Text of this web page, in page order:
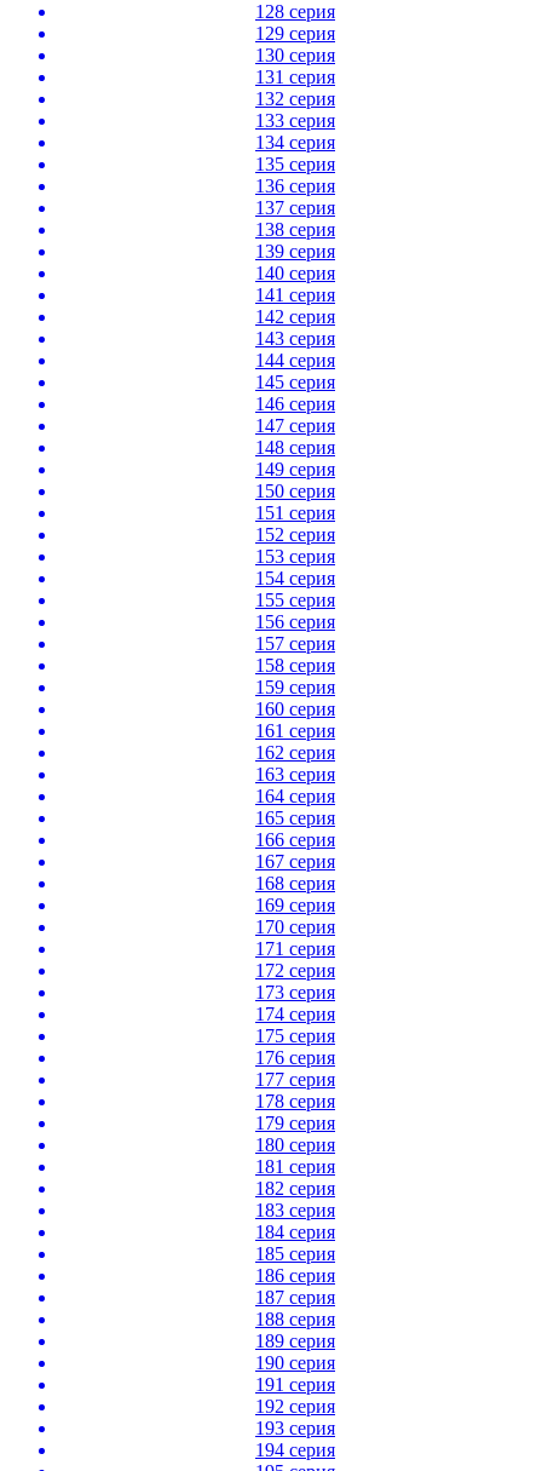
128 серия
129 серия
130 серия
131 серия
132 серия
133 серия
134 серия
135 серия
136 серия
137 серия
138 серия
139 серия
140 серия
141 серия
142 серия
143 серия
144 серия
145 серия
146 серия
147 серия
148 серия
149 серия
150 серия
151 серия
152 серия
153 серия
154 серия
155 серия
156 серия
157 серия
158 серия
159 серия
160 серия
161 серия
162 серия
163 серия
164 серия
165 серия
166 серия
167 серия
168 серия
169 серия
170 серия
171 серия
172 серия
173 серия
174 серия
175 серия
176 серия
177 серия
178 серия
179 серия
180 серия
181 серия
182 серия
183 серия
184 серия
185 серия
186 серия
187 серия
188 серия
189 серия
190 серия
191 серия
192 серия
193 серия
194 серия